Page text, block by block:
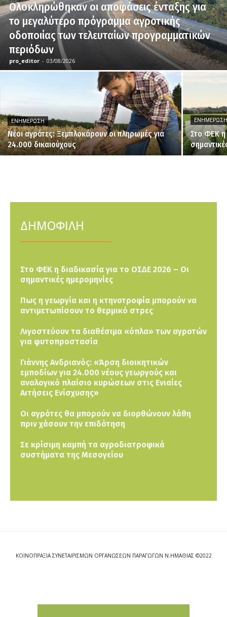
Ολοκληρώθηκαν οι αποφάσεις ένταξης για
το μεγαλύτερο πρόγραμμα αγροτικής
οδοποιίας των τελευταίων προγραμματικών
περιόδων
pro_editor - 03/08/2026
ΕΝΗΜΈΡΩΣΗ
Νέοι αγρότες: Ξεμπλοκάρουν οι πληρωμές για
24.000 δικαιούχους
Στο ΦΕΚ η
ΔΗΜΟΦΙΛΗ
Στο ΦΕΚ η διαδικασία για το ΟΣΔΕ 2026 – Οι
σημαντικές ημερομηνίες
Πως η γεωργία και η κτηνοτροφία μπορούν να
αντιμετωπίσουν το θερμικό στρες
Λιγοστεύουν τα διαθέσιμα «όπλα» των αγροτών
για φυτοπροστασία
Γιάννης Ανδριανός: «Άρση διοικητικών
εμποδίων για 24.000 νέους γεωργούς και
αναλογικό πλαίσιο κυρώσεων στις Ενιαίες
Αιτήσεις Ενίσχυσης»
Οι αγρότες θα μπορούν να διορθώνουν λάθη
πριν χάσουν την επιδότηση
Σε κρίσιμη καμπή τα αγροδιατροφικά
συστήματα της Μεσογείου
ΚΟΙΝΟΠΡΑΞΙΑ ΣΥΝΕΤΑΙΡΙΣΜΩΝ ΟΡΓΑΝΩΣΕΩΝ ΠΑΡΑΓΩΓΩΝ Ν.ΗΜΑΘΙΑΣ ©2022